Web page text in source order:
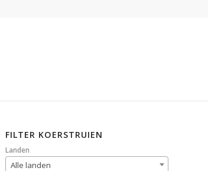
FILTER KOERSTRUIEN
Landen
Alle landen